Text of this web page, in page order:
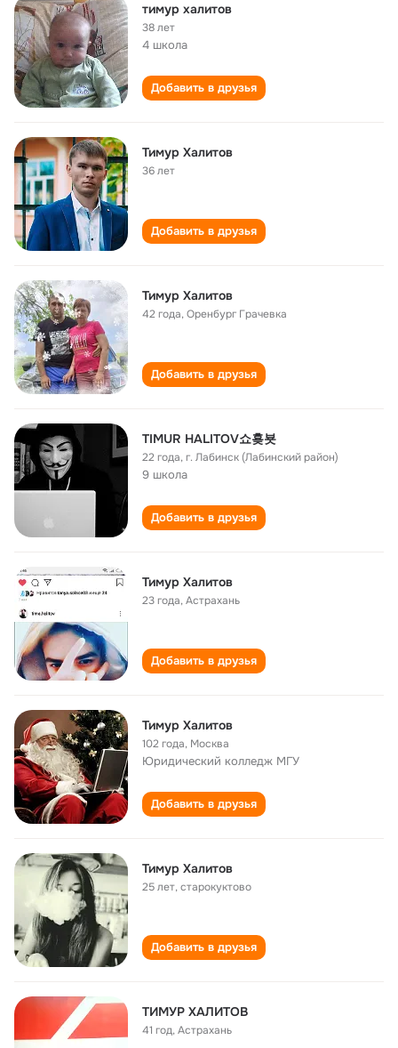
тимур халитов
38 лет
4 школа
Добавить в друзья
Тимур Халитов
36 лет
Добавить в друзья
Тимур Халитов
42 года,Оренбург Грачевка
Добавить в друзья
TIMUR HALITOV쇼횾뵷
22 года,г. Лабинск (Лабинский район)
9 школа
Добавить в друзья
Тимур Халитов
23 года,Астрахань
Добавить в друзья
Тимур Халитов
102 года, Москва
Юридический колледж МГУ
Добавить в друзья
Тимур Халитов
25 лет,старокуктово
Добавить в друзья
ТИМУР ХАЛИТОВ
41 год,Астрахань